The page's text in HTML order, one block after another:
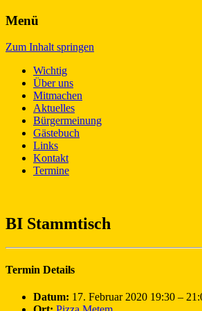
L(i)ebenswertes
Menü
Zum Inhalt springen
Wichtig
Über uns
Mitmachen
Aktuelles
Bürgermeinung
Gästebuch
Links
Kontakt
Termine
BI Stammtisch
Termin Details
Datum: 17. Februar 2020 19:30 –